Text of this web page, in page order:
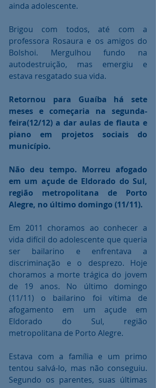
ainda adolescente.
Brigou com todos, até com a
professora Rosaura e os amigos do
Bolshoi. Mergulhou fundo na
autodestruição, mas emergiu e
estava resgatado sua vida.
Retornou para Guaíba há sete
meses e começaria na segunda-
feira(12/12) a dar aulas de flauta e
piano em projetos sociais do
município.
Não deu tempo. Morreu afogado
em um açude de Eldorado do Sul,
região metropolitana de Porto
Alegre, no último domingo (11/11).
Em 2011 choramos ao conhecer a
vida difícil do adolescente que queria
ser bailarino e enfrentava a
discriminação e o desprezo. Hoje
choramos a morte trágica do jovem
de 19 anos. No último domingo
(11/11) o bailarino foi vítima de
afogamento em um açude em
Eldorado do Sul, região
metropolitana de Porto Alegre.
Estava com a família e um primo
tentou salvá-lo, mas não conseguiu.
Segundo os parentes, suas últimas